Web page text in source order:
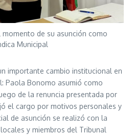
de su asunción como
Municipal
importante cambio institucional en
Paola Bonomo asumió como
de la renuncia presentada por
el cargo por motivos personales y
de asunción se realizó con la
y miembros del Tribunal